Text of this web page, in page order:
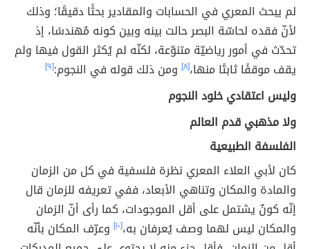
لم يبحث المعري في الحسابات والمقادير بحثًا دقيقًا؛ وذلك
لأنّ فقده لحاسّة البصر حالت بينه وبين كونه مُهندسًا، إذ
تحدّث في أمور رياضيّة متنوّعة، لكنّه لم يُكثر القول فيها ولم
يقف موقفًا ثابتًا منها،[٨] ومن ذلك قوله في النجوم:[٩]
وليس اعتقادي خلود النجوم
ولا مذهبي قدم العالم
الفلسفة الطبيعية
كان لأبي العلاء المعري نظرة فلسفية في كل من الزمان
والمادة والمكان وتناهي الأبعاد، ففي تعريفه للزمان قال
إنّه كونٌ يشتمل على أقل الموجودات، كما رأى أنّ الزمان
والمكان ليس لهما وصف يُعرفان به،[١٠]
وعرّف المكان بأنّه